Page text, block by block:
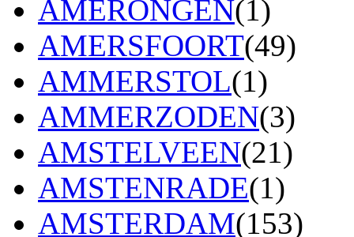
AMERONGEN(1)
AMERSFOORT(49)
AMMERSTOL(1)
AMMERZODEN(3)
AMSTELVEEN(21)
AMSTENRADE(1)
AMSTERDAM(153)